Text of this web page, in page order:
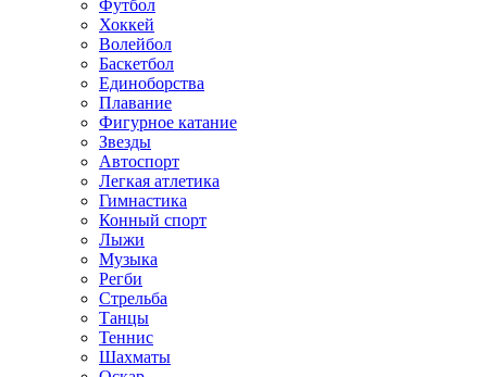
Футбол
Хоккей
Волейбол
Баскетбол
Единоборства
Плавание
Фигурное катание
Звезды
Автоспорт
Легкая атлетика
Гимнастика
Конный спорт
Лыжи
Музыка
Регби
Стрельба
Танцы
Теннис
Шахматы